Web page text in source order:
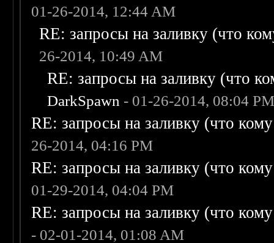
01-26-2014, 12:44 AM
RE: запросы на заливку (что
26-2014, 10:49 AM
RE: запросы на заливку (что
DarkSpawn - 01-26-2014, 08:04
RE: запросы на заливку (что
26-2014, 04:16 PM
RE: запросы на заливку (что
01-29-2014, 04:04 PM
RE: запросы на заливку (что
- 02-01-2014, 01:08 AM